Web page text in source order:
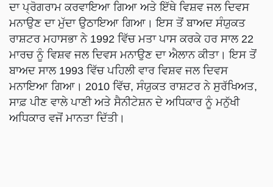
ਦਾ ਪ੍ਰੋਗਰਾਮ ਕਰਵਾਇਆ ਗਿਆ ਅਤੇ ਇੱਥੇ ਵਿਸ਼ਵ ਜਲ ਦਿਵਸ
ਮਨਾਉਣ ਦਾ ਮੁੱਦਾ ਉਠਾਇਆ ਗਿਆ। ਇਸ ਤੋਂ ਬਾਅਦ ਸੰਯੁਕਤ
ਰਾਸ਼ਟਰ ਮਹਾਸਭਾ ਨੇ 1992 ਵਿੱਚ ਮਤਾ ਪਾਸ ਕਰਕੇ ਹਰ ਸਾਲ 22
ਮਾਰਚ ਨੂੰ ਵਿਸ਼ਵ ਜਲ ਦਿਵਸ ਮਨਾਉਣ ਦਾ ਐਲਾਨ ਕੀਤਾ। ਇਸ ਤੋਂ
ਬਾਅਦ ਸਾਲ 1993 ਵਿੱਚ ਪਹਿਲੀ ਵਾਰ ਵਿਸ਼ਵ ਜਲ ਦਿਵਸ
ਮਨਾਇਆ ਗਿਆ। 2010 ਵਿੱਚ, ਸੰਯੁਕਤ ਰਾਸ਼ਟਰ ਨੇ ਸੁਰੱਖਿਅਤ,
ਸਾਫ਼ ਪੀਣ ਵਾਲੇ ਪਾਣੀ ਅਤੇ ਸੈਨੀਟੇਸ਼ਨ ਦੇ ਅਧਿਕਾਰ ਨੂੰ ਮਨੁੱਖੀ
ਅਧਿਕਾਰ ਵਜੋਂ ਮਾਨਤਾ ਦਿੱਤੀ।